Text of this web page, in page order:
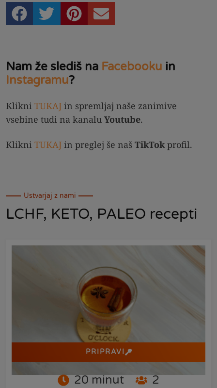
Nam že slediš na Facebooku in
Instagramu?
Klikni TUKAJ in spremljaj naše zanimive
vsebine tudi na kanalu Youtube.
Klikni TUKAJ in preglej še naš TikTokprofil.
Ustvarjaj z nami
LCHF, KETO, PALEO recepti
PRIPRAVI
20 minut
2